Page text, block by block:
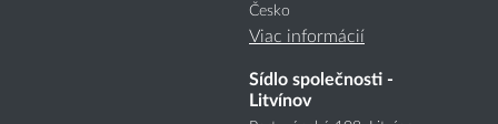
Česko
Viac informácií
Sídlo společnosti -
Litvínov